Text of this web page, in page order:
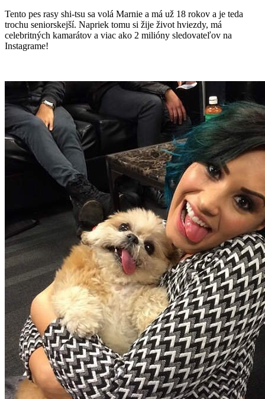
Tento pes rasy shi-tsu sa volá Marnie a má už 18 rokov a je teda
trochu seniorskejší. Napriek tomu si žije život hviezdy, má
celebritných kamarátov a viac ako 2 milióny sledovateľov na
Instagrame!